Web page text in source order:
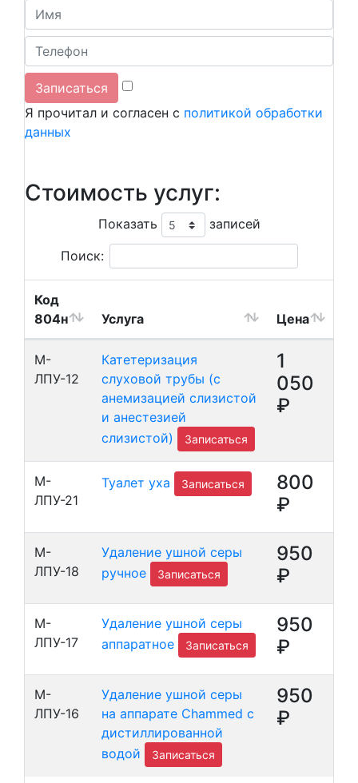
Я прочитал и согласен с политикой обработки
данных
Стоимость услуг:
Показать записей
Поиск:
Код
804н
Услуга Цена
М-
ЛПУ-12
Катетеризация
слуховой трубы (с
анемизацией слизистой
и анестезией
слизистой)
Записаться
1
050
₽
М-
ЛПУ-21
Туалет уха Записаться
800
₽
М-
ЛПУ-18
Удаление ушной серы
ручное
Записаться
950
₽
М-
ЛПУ-17
Удаление ушной серы
аппаратное
Записаться
950
₽
М-
ЛПУ-16
Удаление ушной серы
на аппарате Chammed с
дистиллированной
водой
Записаться
950
₽